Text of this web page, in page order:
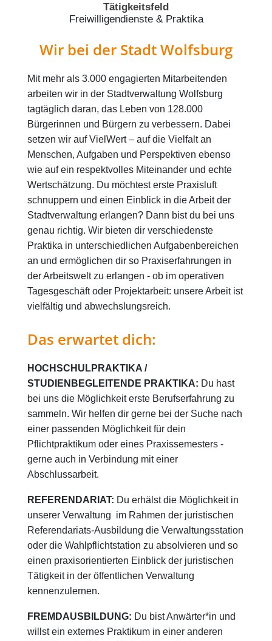
Tätigkeitsfeld
Freiwilligendienste & Praktika
Wir bei der Stadt Wolfsburg
Mit mehr als 3.000 engagierten Mitarbeitenden
arbeiten wir in der Stadtverwaltung Wolfsburg
tagtäglich daran, das Leben von 128.000
Bürgerinnen und Bürgern zu verbessern. Dabei
setzen wir auf VielWert – auf die Vielfalt an
Menschen, Aufgaben und Perspektiven ebenso
wie auf ein respektvolles Miteinander und echte
Wertschätzung. Du möchtest erste Praxisluft
schnuppern und einen Einblick in die Arbeit der
Stadtverwaltung erlangen? Dann bist du bei uns
genau richtig. Wir bieten dir verschiedenste
Praktika in unterschiedlichen Aufgabenbereichen
an und ermöglichen dir so Praxiserfahrungen in
der Arbeitswelt zu erlangen - ob im operativen
Tagesgeschäft oder Projektarbeit: unsere Arbeit ist
vielfältig und abwechslungsreich.
Das erwartet dich:
HOCHSCHULPRAKTIKA /
STUDIENBEGLEITENDE PRAKTIKA: Du hast
bei uns die Möglichkeit erste Berufserfahrung zu
sammeln. Wir helfen dir gerne bei der Suche nach
einer passenden Möglichkeit für dein
Pflichtpraktikum oder eines Praxissemesters -
gerne auch in Verbindung mit einer
Abschlussarbeit.
REFERENDARIAT: Du erhälst die Möglichkeit in
unserer Verwaltung im Rahmen der juristischen
Referendariats-Ausbildung die Verwaltungsstation
oder die Wahlpflichtstation zu absolvieren und so
einen praxisorientierten Einblick der juristischen
Tätigkeit in der öffentlichen Verwaltung
kennenzulernen.
FREMDAUSBILDUNG: Du bist Anwärter*in und
willst ein externes Praktikum in einer anderen